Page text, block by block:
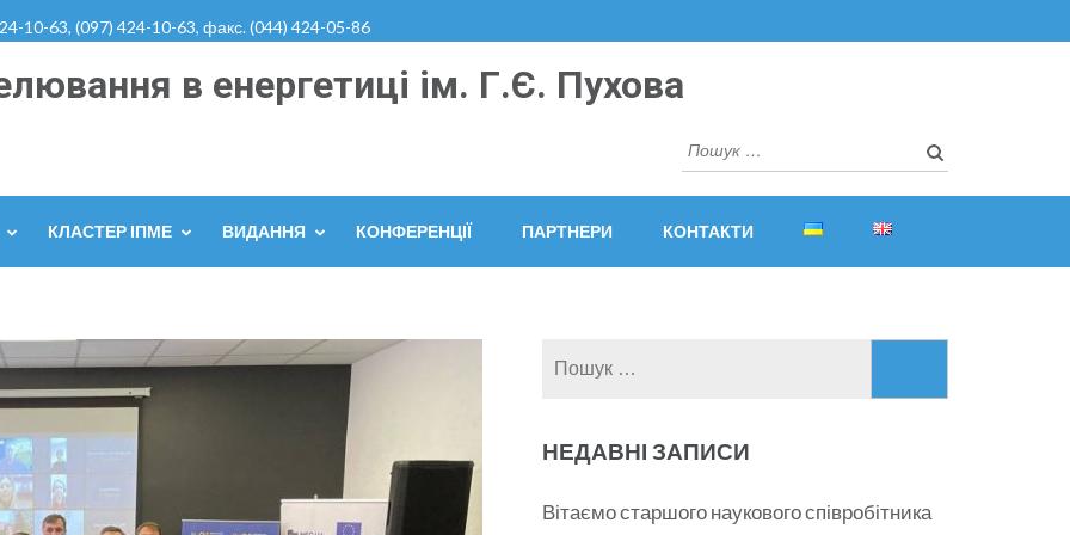
10-63, (097) 424-10-63, факс. (044) 424-05-86
в енергетиці ім. Г.Є. Пухова
Пошук:
КЛАСТЕР ІПМЕ ВИДАННЯ КОНФЕРЕНЦІЇ ПАРТНЕРИ КОНТАКТИ
НЕДАВНІ ЗАПИСИ
Вітаємо старшого наукового співробітника